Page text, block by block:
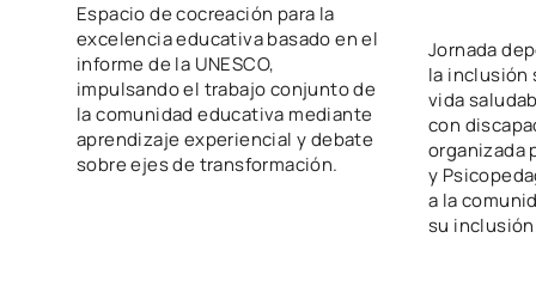
Espacio de cocreación para la
excelencia educativa basado en el
informe de la UNESCO,
impulsando el trabajo conjunto de
la comunidad educativa mediante
aprendizaje experiencial y debate
sobre ejes de transformación.
Jornada
la inclusión
vida
con
organizada
y
a la
su